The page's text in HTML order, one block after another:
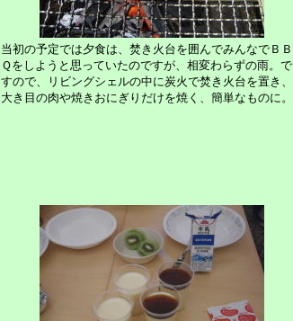
当初の予定では夕食は、焚き火台を囲んでみんなでＢＢ
Ｑをしようと思っていたのですが、相変わらずの雨。で
すので、リビングシェルの中に炭火で焚き火台を置き、
大き目の肉や焼きおにぎりだけを焼く、簡単なものに。